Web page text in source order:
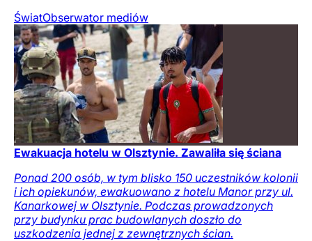
ŚwiatObserwator mediów
Ewakuacja hotelu w Olsztynie. Zawaliła się ściana
Ponad 200 osób, w tym blisko 150 uczestników kolonii
i ich opiekunów, ewakuowano z hotelu Manor przy ul.
Kanarkowej w Olsztynie. Podczas prowadzonych
przy budynku prac budowlanych doszło do
uszkodzenia jednej z zewnętrznych ścian.